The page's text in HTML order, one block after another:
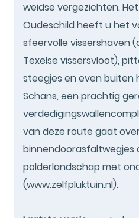
weidse vergezichten.
Oudeschild heeft u het
sfeervolle vissershaven
Texelse vissersvloot),
steegjes en even buiten
Schans, een prachtig
van deze route gaat
binnendoorasfaltwegjes
polderlandschap met
(www.zelfpluktuin.nl).